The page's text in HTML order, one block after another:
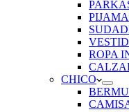
ROPA
CHICO